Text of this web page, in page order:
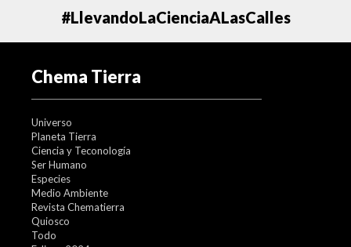
#LlevandoLaCienciaALasCalles
Chema Tierra
Universo
Planeta Tierra
Ciencia y Teconología
Ser Humano
Especies
Medio Ambiente
Revista Chematierra
Quiosco
Todo